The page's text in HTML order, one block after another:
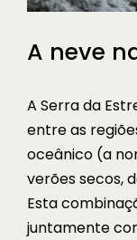
A neve
A Serra da
entre as
oceânico (a
verões secos,
Esta
juntamente